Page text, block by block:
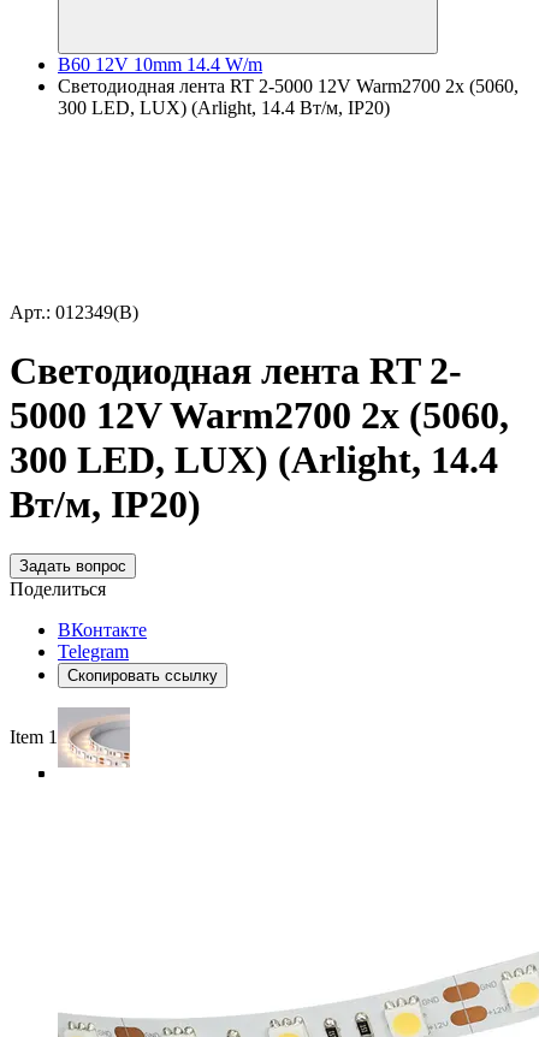
B60 12V 10mm 14.4 W/m
Светодиодная лента RT 2-5000 12V Warm2700 2x (5060,
300 LED, LUX) (Arlight, 14.4 Вт/м, IP20)
Арт.: 012349(B)
Светодиодная лента RT 2-
5000 12V Warm2700 2x (5060,
300 LED, LUX) (Arlight, 14.4
Вт/м, IP20)
Задать вопрос
Поделиться
ВКонтакте
Telegram
Скопировать ссылку
Item 1 of 5